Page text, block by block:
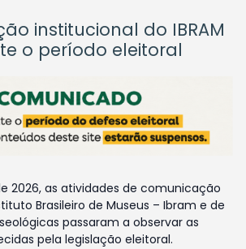
institucional do IBRAM
o período eleitoral
2026, as atividades de comunicação
Brasileiro de Museus – Ibram e de
passaram a observar as
pela legislação eleitoral.